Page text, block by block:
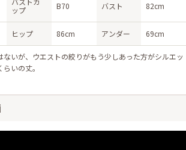
ップ
B70 バスト 82cm
ヒップ 86cm アンダー 69cm
ないが、ウエストの絞りがもう少しあった方がシルエッ
いの丈。